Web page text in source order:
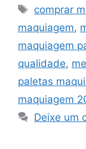
Tags
comprar
maquiagem,
maquiagem
qualidade,
paletas
maquiagem
Deixe um